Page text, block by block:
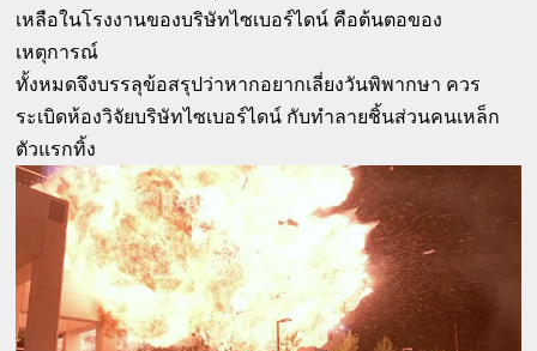
เหลือในโรงงานของบริษัทไซเบอร์ไดน์ คือต้นตอของ
เหตุการณ์
ทั้งหมดจึงบรรลุข้อสรุปว่าหากอยากเลี่ยงวันพิพากษา ควร
ระเบิดห้องวิจัยบริษัทไซเบอร์ไดน์ กับทำลายชิ้นส่วนคนเหล็ก
ตัวแรกทิ้ง